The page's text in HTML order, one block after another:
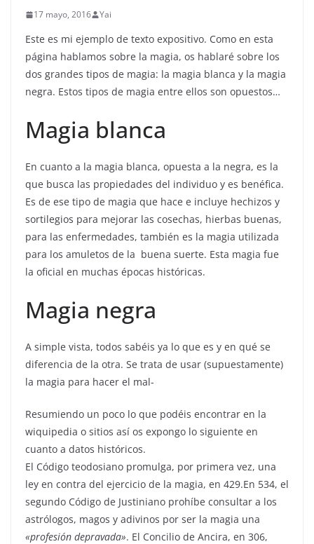
17 mayo, 2016 Yai
Este es mi ejemplo de texto expositivo. Como en esta
página hablamos sobre la magia, os hablaré sobre los
dos grandes tipos de magia: la magia blanca y la magia
negra. Estos tipos de magia entre ellos son opuestos…
Magia blanca
En cuanto a la magia blanca, opuesta a la negra, es la
que busca las propiedades del individuo y es benéfica.
Es de ese tipo de magia que hace e incluye hechizos y
sortilegios para mejorar las cosechas, hierbas buenas,
para las enfermedades, también es la magia utilizada
para los amuletos de la buena suerte. Esta magia fue
la oficial en muchas épocas históricas.
Magia negra
A simple vista, todos sabéis ya lo que es y en qué se
diferencia de la otra. Se trata de usar (supuestamente)
la magia para hacer el mal-
Resumiendo un poco lo que podéis encontrar en la
wiquipedia o sitios así os expongo lo siguiente en
cuanto a datos históricos.
El Código teodosiano promulga, por primera vez, una
ley en contra del ejercicio de la magia, en 429.En 534, el
segundo Código de Justiniano prohíbe consultar a los
astrólogos, magos y adivinos por ser la magia una
«profesión depravada». El Concilio de Ancira, en 306,